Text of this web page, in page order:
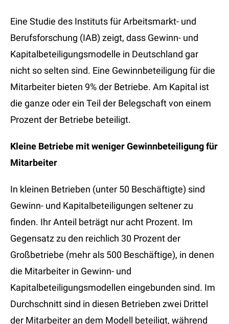
Eine Studie des Instituts für Arbeitsmarkt- und
Berufsforschung (IAB) zeigt, dass Gewinn- und
Kapitalbeteiligungsmodelle in Deutschland gar
nicht so selten sind. Eine Gewinnbeteiligung für die
Mitarbeiter bieten 9% der Betriebe. Am Kapital ist
die ganze oder ein Teil der Belegschaft von einem
Prozent der Betriebe beteiligt.
Kleine Betriebe mit weniger Gewinnbeteiligung für
Mitarbeiter
In kleinen Betrieben (unter 50 Beschäftigte) sind
Gewinn- und Kapitalbeteiligungen seltener zu
finden. Ihr Anteil beträgt nur acht Prozent. Im
Gegensatz zu den reichlich 30 Prozent der
Großbetriebe (mehr als 500 Beschäftige), in denen
die Mitarbeiter in Gewinn- und
Kapitalbeteiligungsmodellen eingebunden sind. Im
Durchschnitt sind in diesen Betrieben zwei Drittel
der Mitarbeiter an dem Modell beteiligt, während